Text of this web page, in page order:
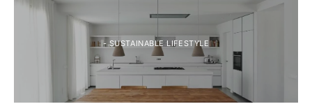
- SUSTAINABLE LIFESTYLE